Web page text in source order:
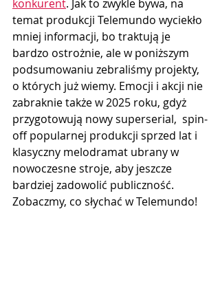
konkurent. Jak to zwykle bywa, na
temat produkcji Telemundo wyciekło
mniej informacji, bo traktują je
bardzo ostrożnie, ale w poniższym
podsumowaniu zebraliśmy projekty,
o których już wiemy. Emocji i akcji nie
zabraknie także w 2025 roku, gdyż
przygotowują nowy superserial,  spin-
off popularnej produkcji sprzed lat i
klasyczny melodramat ubrany w
nowoczesne stroje, aby jeszcze
bardziej zadowolić publiczność.
Zobaczmy, co słychać w Telemundo!